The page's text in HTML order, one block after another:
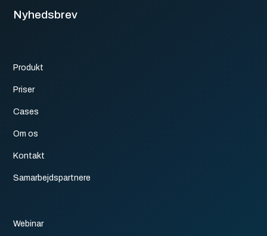
Nyhedsbrev
Produkt
Priser
Cases
Om os
Kontakt
Samarbejdspartnere
Webinar